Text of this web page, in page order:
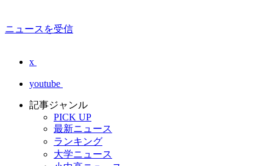
ニュースを受信
x
youtube
記事ジャンル
PICK UP
最新ニュース
ランキング
大学ニュース